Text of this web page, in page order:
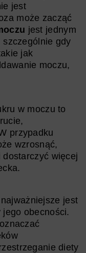
jest
może zacząć
jest jednym
szczególnie gdy
jak
moczu,
w moczu to
przypadku
wzrosnąć,
więcej
jest
obecności.
diety